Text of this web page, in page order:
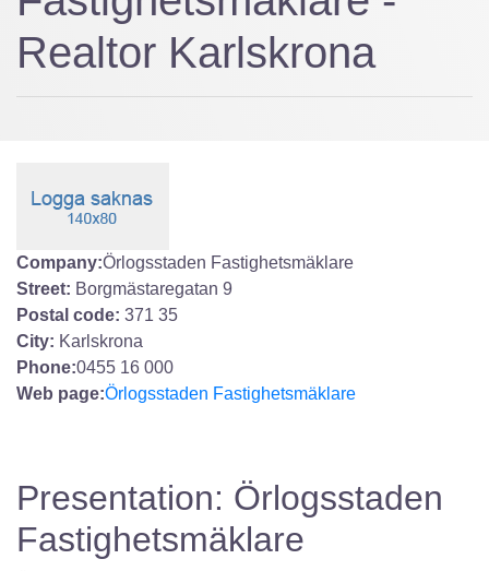
Realtor Karlskrona
Company:Örlogsstaden Fastighetsmäklare
Street: Borgmästaregatan 9
Postal code: 371 35
City: Karlskrona
Phone:0455 16 000
Web page:Örlogsstaden Fastighetsmäklare
Presentation: Örlogsstaden
Fastighetsmäklare